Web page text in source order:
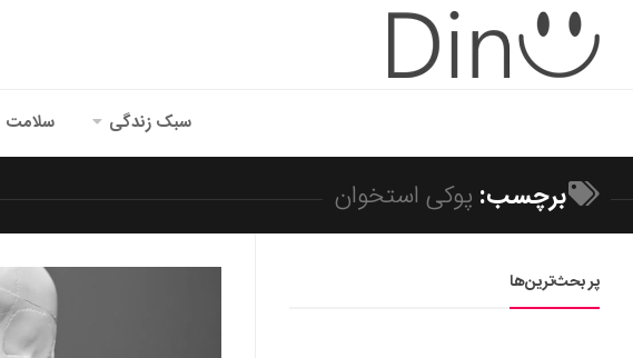
سبک زندگی سلامت
برچسب: پوکی استخوان
پر بحث‌ترین‌ها